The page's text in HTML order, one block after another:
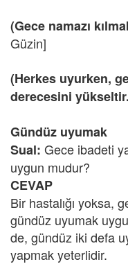
(Gece namazı
Güzin]
(Herkes uyurken,
derecesini
Gündüz uyumak
Sual: Gece ibadeti
uygun mudur?
CEVAP
Bir hastalığı yoksa,
gündüz uyumak
de, gündüz iki defa
yapmak yeterlidir.